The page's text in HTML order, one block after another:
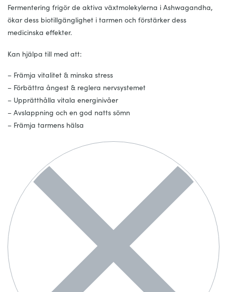
Fermentering frigör de aktiva växtmolekylerna i Ashwagandha,
ökar dess biotillgänglighet i tarmen och förstärker dess
medicinska effekter.
Kan hjälpa till med att:
– Främja vitalitet & minska stress
– Förbättra ångest & reglera nervsystemet
– Upprätthålla vitala energinivåer
– Avslappning och en god natts sömn
– Främja tarmens hälsa